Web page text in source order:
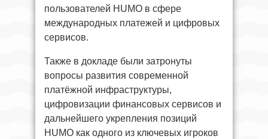
пользователей HUMO в сфере
международных платежей и цифровых
сервисов.
Также в докладе были затронуты
вопросы развития современной
платёжной инфраструктуры,
цифровизации финансовых сервисов и
дальнейшего укрепления позиций
HUMO как одного из ключевых игроков